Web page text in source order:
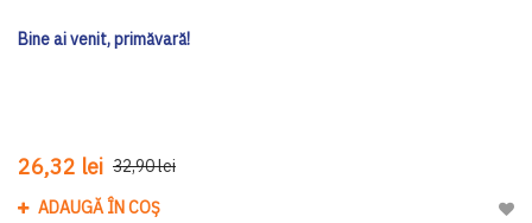
Bine ai venit, primăvară!
26,32 lei 32,90 lei
ADAUGĂ ÎN COȘ